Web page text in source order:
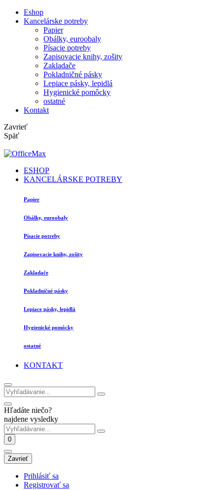
Eshop
Kancelárske potreby
Papier
Obálky, euroobaly
Písacie potreby
Zapisovacie knihy, zošity
Zakladače
Pokladničné pásky
Lepiace pásky, lepidlá
Hygienické pomôcky
ostatné
Kontakt
Zavrieť
Späť
ESHOP
KANCELÁRSKE POTREBY
Papier
Obálky, euroobaly
Písacie potreby
Zapisovacie knihy, zošity
Zakladače
Pokladničné pásky
Lepiace pásky, lepidlá
Hygienické pomôcky
ostatné
KONTAKT
Hľadáte niečo?
najdene vysledky
0
Zavrieť
Prihlásiť sa
Registrovať sa